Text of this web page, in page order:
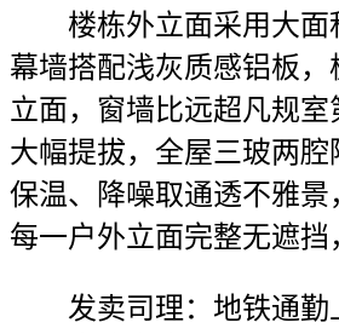
楼栋外立面采用大面
幕墙搭配浅灰质感铝板
立面，窗墙比远超凡规
大幅提拔，全屋三玻两腔
保温、降噪取通透不雅景
每一户外立面完整无遮挡
发卖司理：地铁通勤